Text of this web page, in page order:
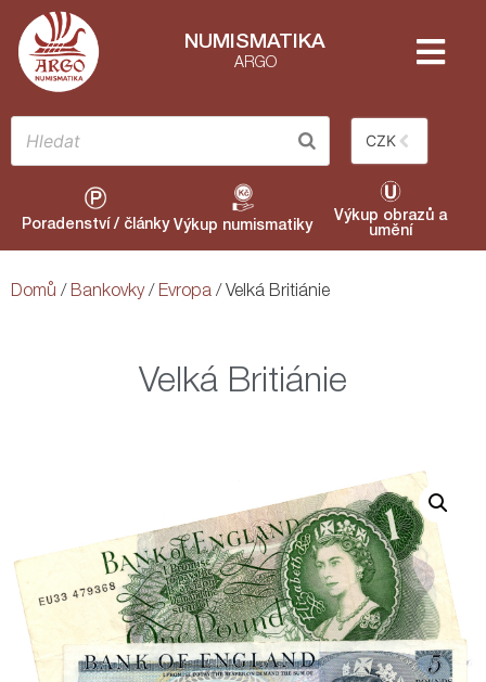
NUMISMATIKA
ARGO
CZK
Poradenství / články Výkup numismatiky
Výkup obrazů a
umění
Domů / Bankovky/ Evropa / Velká Britiánie
Velká Britiánie